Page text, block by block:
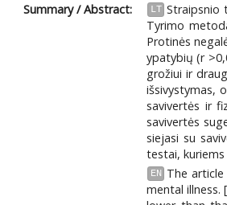
Summary / Abstract: LT Straipsnio
Tyrimo
Protinės
ypatybių (r
grožiui ir
išsivystymas,
savivertės ir
savivertės
siejasi su
testai,
EN
The
mental